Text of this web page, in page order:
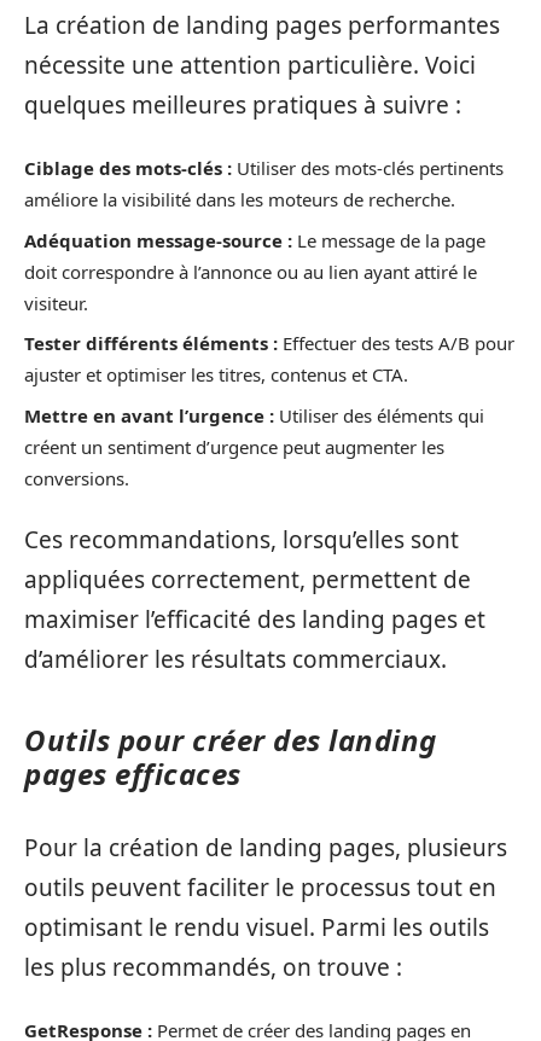
La création de landing pages performantes
nécessite une attention particulière. Voici
quelques meilleures pratiques à suivre :
Ciblage des mots-clés : Utiliser des mots-clés pertinents
améliore la visibilité dans les moteurs de recherche.
Adéquation message-source : Le message de la page
doit correspondre à l’annonce ou au lien ayant attiré le
visiteur.
Tester différents éléments : Effectuer des tests A/B pour
ajuster et optimiser les titres, contenus et CTA.
Mettre en avant l’urgence : Utiliser des éléments qui
créent un sentiment d’urgence peut augmenter les
conversions.
Ces recommandations, lorsqu’elles sont
appliquées correctement, permettent de
maximiser l’efficacité des landing pages et
d’améliorer les résultats commerciaux.
Outils pour créer des landing
pages efficaces
Pour la création de landing pages, plusieurs
outils peuvent faciliter le processus tout en
optimisant le rendu visuel. Parmi les outils
les plus recommandés, on trouve :
GetResponse : Permet de créer des landing pages en